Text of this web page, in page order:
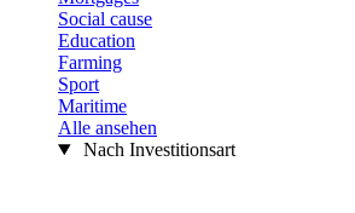
Social cause
Education
Farming
Sport
Maritime
Alle ansehen
Nach Investitionsart